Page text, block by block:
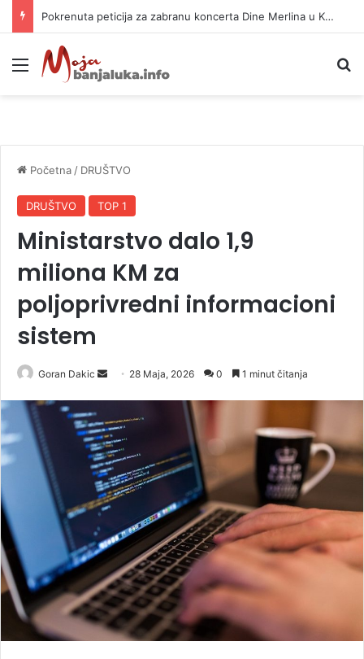
Pokrenuta peticija za zabranu koncerta Dine Merlina u Kraljevu
Meni
Početna / DRUŠTVO
DRUŠTVO TOP 1
Ministarstvo dalo 1,9
miliona KM za
poljoprivredni informacioni
sistem
Goran Dakic
d
a
n
e
m
i
28 Maja, 2026 0 1 minut čitanja